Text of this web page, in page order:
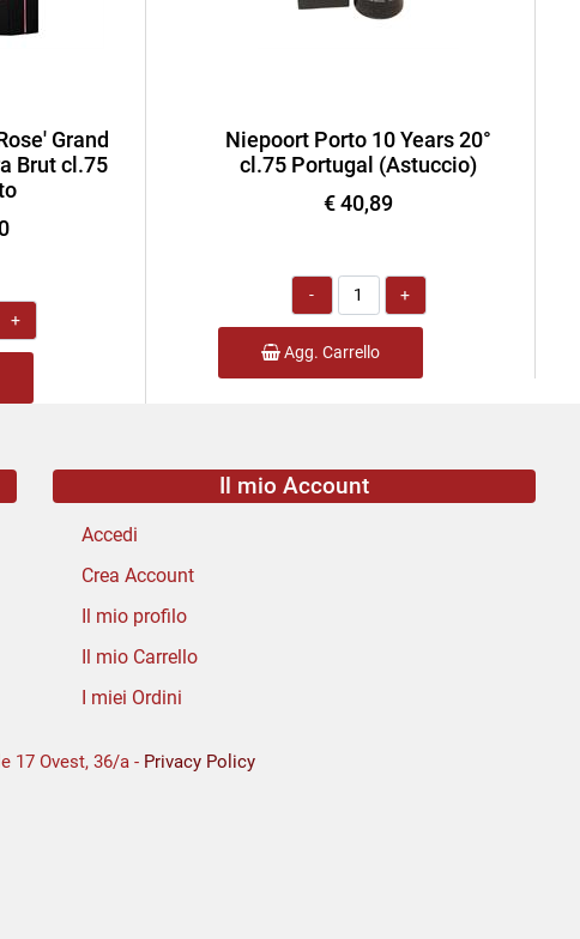
Grand
Brut cl.75
Niepoort Porto 10 Years 20°
cl.75 Portugal (Astuccio)
€ 40,89
Quantità
Agg. Carrello
Il mio Account
Accedi
Crea Account
Il mio profilo
Il mio Carrello
I miei Ordini
17 Ovest, 36/a - Privacy Policy